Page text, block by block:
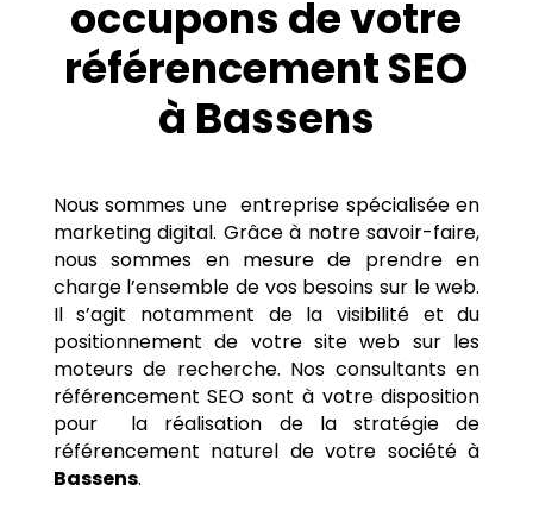
occupons de votre
référencement SEO
à Bassens
Nous sommes une entreprise spécialisée en
marketing digital. Grâce à notre savoir-faire,
nous sommes en mesure de prendre en
charge l’ensemble de vos besoins sur le web.
Il s’agit notamment de la visibilité et du
positionnement de votre site web sur les
moteurs de recherche. Nos consultants en
référencement SEO sont à votre disposition
pour la réalisation de la stratégie de
référencement naturel de votre société à
Bassens.